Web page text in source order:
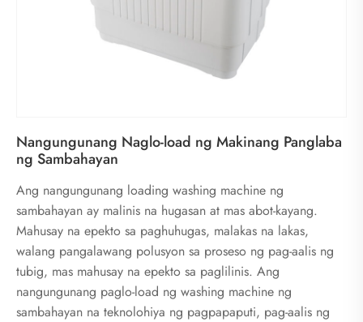
Nangungunang Naglo-load ng Makinang Panglaba
ng Sambahayan
Ang nangungunang loading washing machine ng
sambahayan ay malinis na hugasan at mas abot-kayang.
Mahusay na epekto sa paghuhugas, malakas na lakas,
walang pangalawang polusyon sa proseso ng pag-aalis ng
tubig, mas mahusay na epekto sa paglilinis. Ang
nangungunang paglo-load ng washing machine ng
sambahayan na teknolohiya ng pagpapaputi, pag-aalis ng